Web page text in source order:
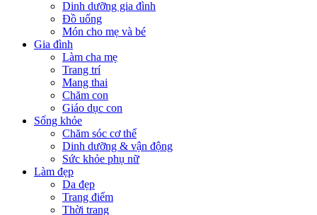
Dinh dưỡng gia đình
Đồ uống
Món cho mẹ và bé
Gia đình
Làm cha mẹ
Trang trí
Mang thai
Chăm con
Giáo dục con
Sống khỏe
Chăm sóc cơ thể
Dinh dưỡng & vận động
Sức khỏe phụ nữ
Làm đẹp
Da đẹp
Trang điểm
Thời trang